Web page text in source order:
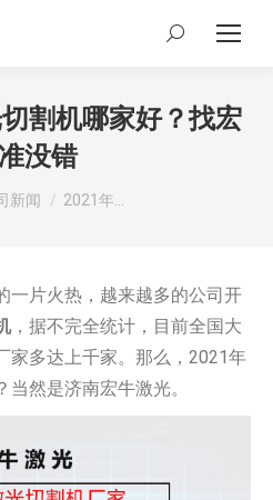
Search:
割机哪家好？找宏
没错
新闻 2021年…
一片火热，越来越多的公司开
，据不完全统计，目前全国大
家多达上千家。那么，2021年
然是济南宏牛激光。